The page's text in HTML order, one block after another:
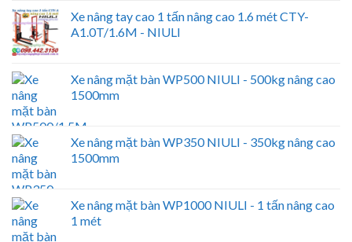
Xe nâng tay cao 1 tấn nâng cao 1.6 mét CTY-
A1.0T/1.6M - NIULI
Xe nâng mặt bàn WP500 NIULI - 500kg nâng cao
1500mm
Xe nâng mặt bàn WP350 NIULI - 350kg nâng cao
1500mm
Xe nâng mặt bàn WP1000 NIULI - 1 tấn nâng cao
1 mét